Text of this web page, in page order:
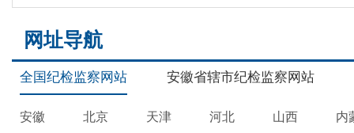
网址导航
全国纪检监察网站 安徽省辖市纪检监察网站
安徽 北京 天津 河北 山西 内